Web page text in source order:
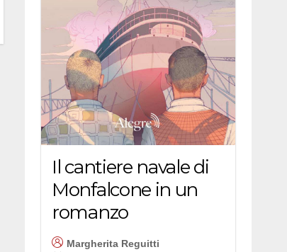
Il cantiere navale di
Monfalcone in un
romanzo
Margherita Reguitti